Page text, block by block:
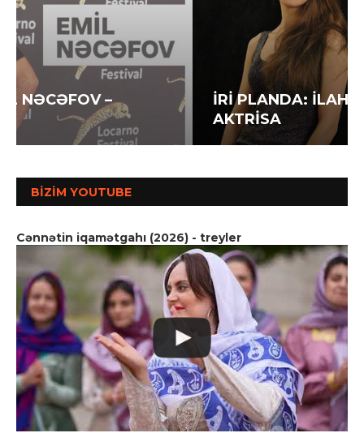
İRİ PLANDA: İLAHƏ HƏSƏNOVA –
AKTRİSA
BIZIM YOUTUBE
Cənnətin iqamətgahı (2026) - treyler